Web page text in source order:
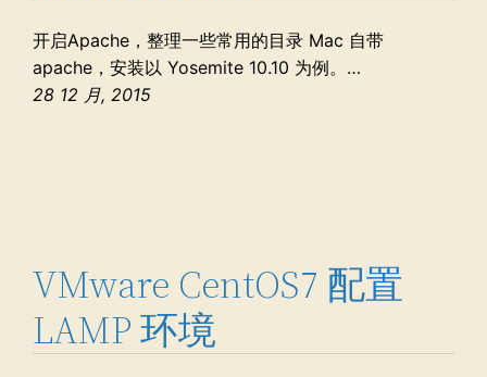
开启Apache，整理一些常用的目录 Mac 自带
apache，安装以 Yosemite 10.10 为例。…
28 12 月, 2015
VMware CentOS7 配置
LAMP 环境